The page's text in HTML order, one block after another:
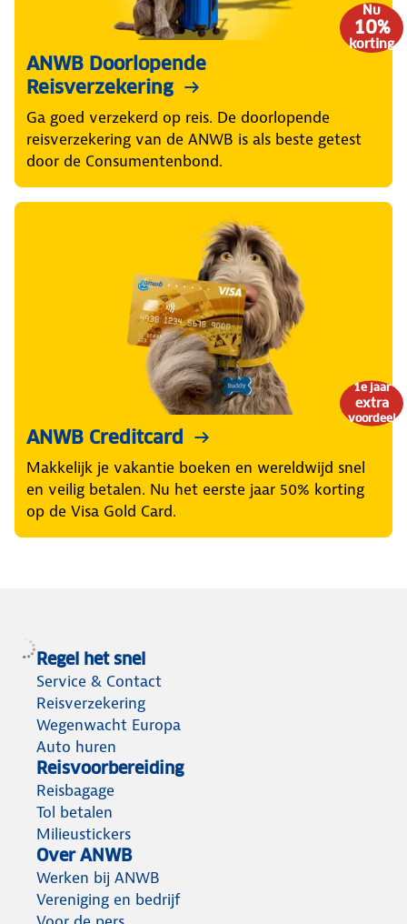
Nu
10%
korting
ANWB Doorlopende
Reisverzekering
Ga goed verzekerd op reis. De doorlopende
reisverzekering van de ANWB is als beste getest
door de Consumentenbond.
1e jaar
extra
voordeel
ANWB Creditcard
Makkelijk je vakantie boeken en wereldwijd snel
en veilig betalen. Nu het eerste jaar 50% korting
op de Visa Gold Card.
Regel het snel
Service & Contact
Reisverzekering
Wegenwacht Europa
Auto huren
Reisvoorbereiding
Reisbagage
Tol betalen
Milieustickers
Over ANWB
Werken bij ANWB
Vereniging en bedrijf